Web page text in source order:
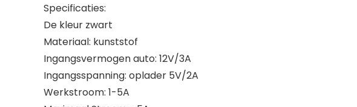
Specificaties:
De kleur zwart
Materiaal: kunststof
Ingangsvermogen auto: 12V/3A
Ingangsspanning: oplader 5V/2A
Werkstroom: 1-5A